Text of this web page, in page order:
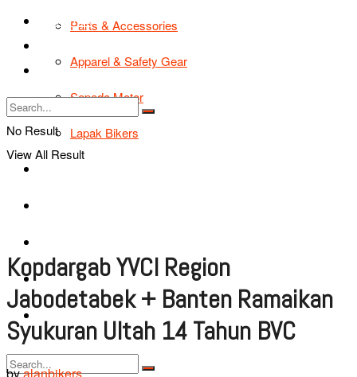
Parts & Accessories
Apparel & Safety Gear
Sepeda Motor
Lapak Bikers
Bikers Cars
TIPS & TRIK
Tentang Kami
No Result
View All Result
Kopdargab YVCI Region
Jabodetabek + Banten Ramaikan
Syukuran Ultah 14 Tahun BVC
byalanbikers